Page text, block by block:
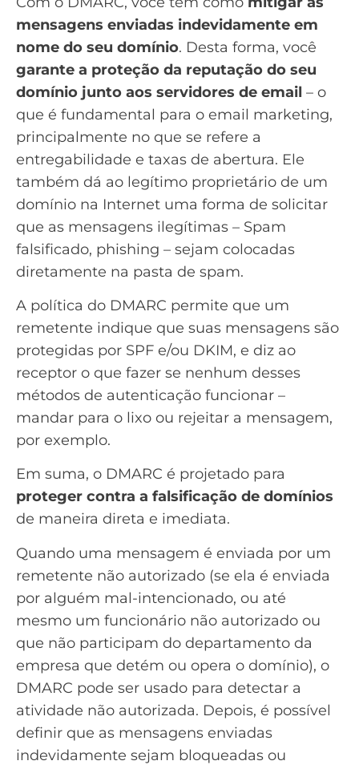
mensagens enviadas indevidamente em
nome do seu domínio. Desta forma, você
garante a proteção da reputação do seu
domínio junto aos servidores de email – o
que é fundamental para o email marketing,
principalmente no que se refere a
entregabilidade e taxas de abertura. Ele
também dá ao legítimo proprietário de um
domínio na Internet uma forma de solicitar
que as mensagens ilegítimas – Spam
falsificado, phishing – sejam colocadas
diretamente na pasta de spam.
A política do DMARC permite que um
remetente indique que suas mensagens são
protegidas por SPF e/ou DKIM, e diz ao
receptor o que fazer se nenhum desses
métodos de autenticação funcionar –
mandar para o lixo ou rejeitar a mensagem,
por exemplo.
Em suma, o DMARC é projetado para
proteger contra a falsificação de domínios
de maneira direta e imediata.
Quando uma mensagem é enviada por um
remetente não autorizado (se ela é enviada
por alguém mal-intencionado, ou até
mesmo um funcionário não autorizado ou
que não participam do departamento da
empresa que detém ou opera o domínio), o
DMARC pode ser usado para detectar a
atividade não autorizada. Depois, é possível
definir que as mensagens enviadas
indevidamente sejam bloqueadas ou